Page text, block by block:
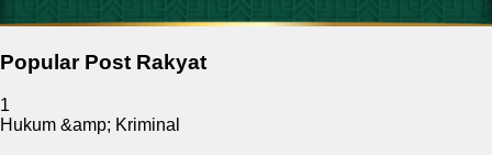
Popular Post Rakyat
1
Hukum &amp; Kriminal